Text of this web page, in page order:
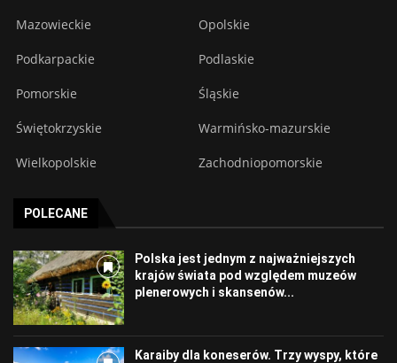
Mazowieckie Opolskie
Podkarpackie Podlaskie
Pomorskie Śląskie
Świętokrzyskie Warmińsko-mazurskie
Wielkopolskie Zachodniopomorskie
POLECANE
Polska jest jednym z najważniejszych
krajów świata pod względem muzeów
plenerowych i skansenów...
Karaiby dla koneserów. Trzy wyspy, które